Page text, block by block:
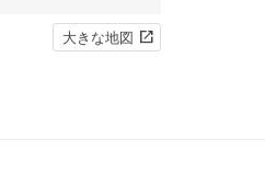
大きな地図